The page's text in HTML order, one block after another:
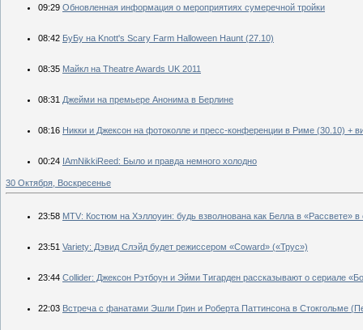
09:29 Обновленная информация о мероприятиях сумеречной тройки
08:42 БуБу на Knott's Scary Farm Halloween Haunt (27.10)
08:35 Майкл на Theatre Awards UK 2011
08:31 Джейми на премьере Анонима в Берлине
08:16 Никки и Джексон на фотоколле и пресс-конференции в Риме (30.10) +
00:24 IAmNikkiReed: Было и правда немного холодно
30 Октября, Воскресенье
23:58 MTV: Костюм на Хэллоуин: будь взволнована как Белла в «Рассвете»
23:51 Variety: Дэвид Слэйд будет режиссером «Coward» («Трус»)
23:44 Collider: Джексон Рэтбоун и Эйми Тигарден рассказывают о сериале
22:03 Встреча с фанатами Эшли Грин и Роберта Паттинсона в Стокгольме